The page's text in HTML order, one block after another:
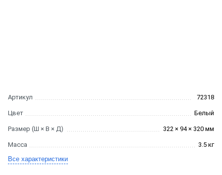
Артикул 72318
Цвет Белый
Размер (Ш × В × Д) 322 × 94 × 320 мм
Масса
3.5 кг
Все характеристики